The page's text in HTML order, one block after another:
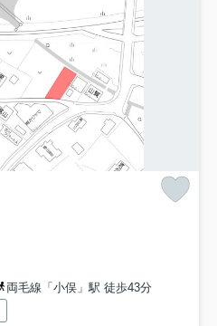
両毛線「小俣」駅 徒歩43分